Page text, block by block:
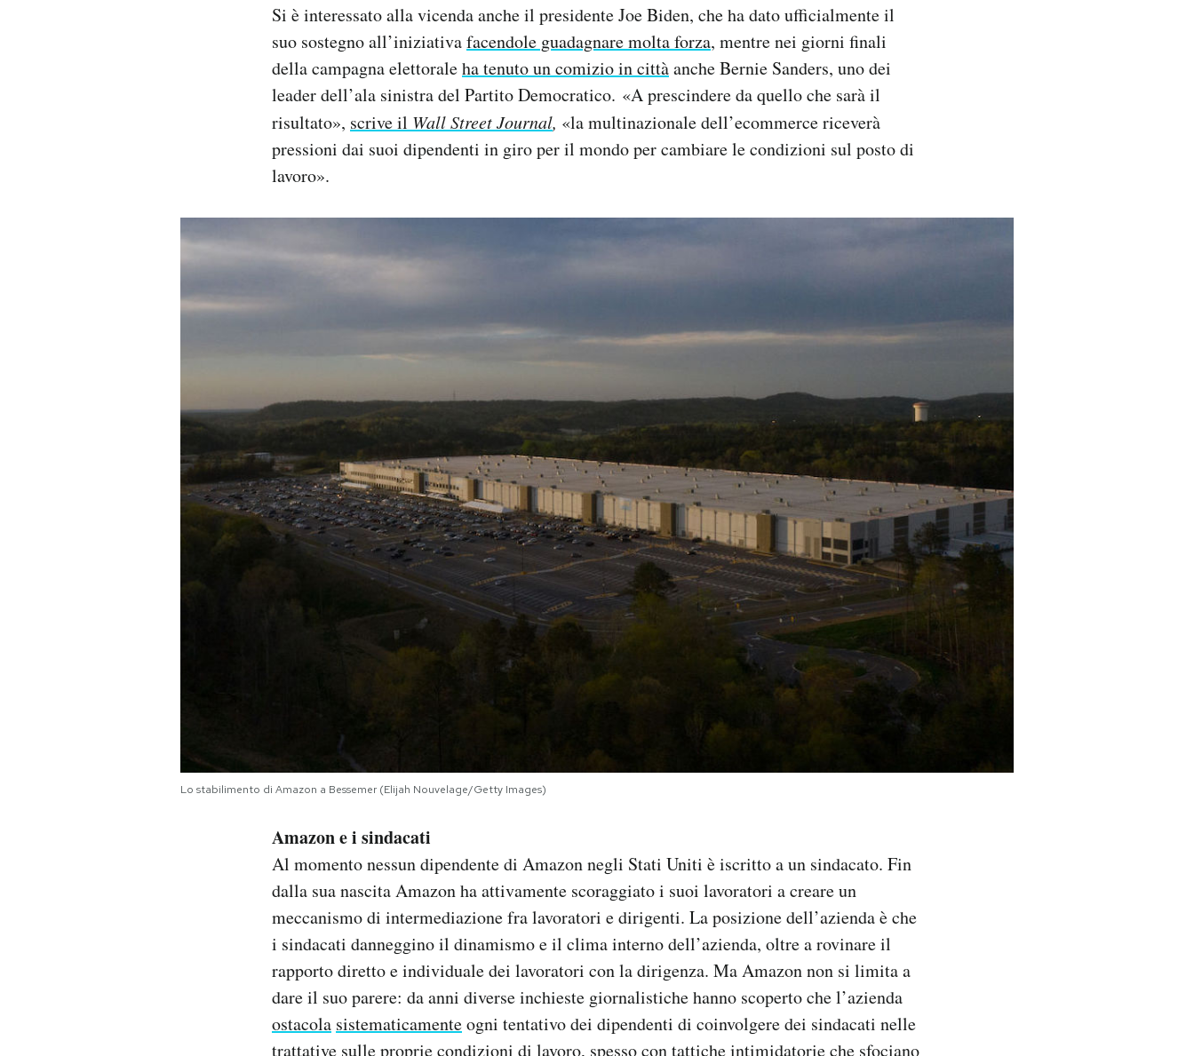
Si è interessato alla vicenda anche il presidente Joe Biden, che ha dato ufficialmente il
suo sostegno all’iniziativafacendole guadagnare molta forza, mentre nei giorni finali
della campagna elettoraleha tenuto un comizio in cittàanche Bernie Sanders, uno dei
leader dell’ala sinistra del Partito Democratico. «A prescindere da quello che sarà il
risultato», scrive il Wall Street Journal, «la multinazionale dell’ecommerce riceverà
pressioni dai suoi dipendenti in giro per il mondo per cambiare le condizioni sul posto di
lavoro».
Lo stabilimento di Amazon a Bessemer (Elijah Nouvelage/Getty Images)
Amazon e i sindacati
Al momento nessun dipendente di Amazon negli Stati Uniti è iscritto a un sindacato. Fin
dalla sua nascita Amazon ha attivamente scoraggiato i suoi lavoratori a creare un
meccanismo di intermediazione fra lavoratori e dirigenti. La posizione dell’azienda è che
i sindacati danneggino il dinamismo e il clima interno dell’azienda, oltre a rovinare il
rapporto diretto e individuale dei lavoratori con la dirigenza. Ma Amazon non si limita a
dare il suo parere: da anni diverse inchieste giornalistiche hanno scoperto che l’azienda
ostacola sistematicamenteogni tentativo dei dipendenti di coinvolgere dei sindacati nelle
trattative sulle proprie condizioni di lavoro, spesso con tattiche intimidatorie che sfociano